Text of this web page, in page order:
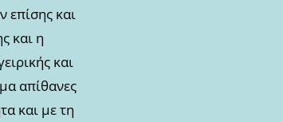
επίσης και
και η
και
απίθανες
και με τη